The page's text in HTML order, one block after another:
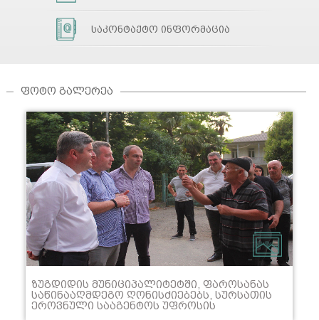
საკონტაქტო ინფორმაცია
ᲤᲝᲢᲝ ᲒᲐᲚᲔᲠᲔᲐ
ᲖᲣᲒᲓᲘᲓᲘᲡ ᲛᲣᲜᲘᲪᲘᲞᲐᲚᲘᲢᲔᲢᲨᲘ, ᲤᲐᲠᲝᲡᲐᲜᲐᲡ
ᲡᲐᲬᲘᲜᲐᲐᲦᲛᲓᲔᲒᲝ ᲦᲝᲜᲘᲡᲫᲘᲔᲑᲔᲑᲡ, ᲡᲣᲠᲡᲐᲗᲘᲡ
ᲔᲠᲝᲕᲜᲣᲚᲘ ᲡᲐᲐᲒᲔᲜᲢᲝᲡ ᲣᲤᲠᲝᲡᲘᲡ